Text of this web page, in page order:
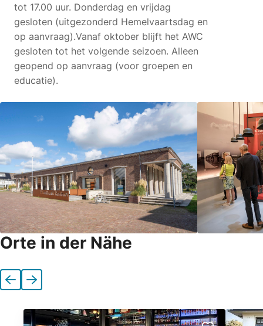
tot 17.00 uur. Donderdag en vrijdag
gesloten (uitgezonderd Hemelvaartsdag en
op aanvraag).Vanaf oktober blijft het AWC
gesloten tot het volgende seizoen. Alleen
geopend op aanvraag (voor groepen en
educatie).
Orte in der Nähe
VorherigeNächste